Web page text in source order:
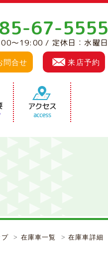
67-5555
～19:00 / 定休日：水曜日
問合せ 来店予約
プ 在庫車一覧 在庫車詳細